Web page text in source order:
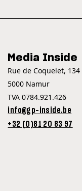
Media Inside
Rue de Coquelet, 134
5000 Namur
TVA 0784.921.426
info@gp-inside.be
+32 (0)81 20 83 97